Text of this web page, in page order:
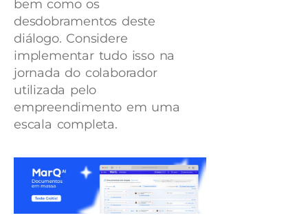
bem como os
desdobramentos deste
diálogo. Considere
implementar tudo isso na
jornada do colaborador
utilizada pelo
empreendimento em uma
escala completa.